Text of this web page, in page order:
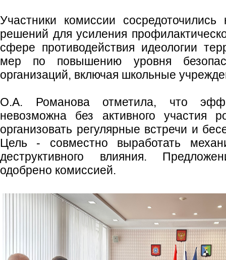
Участники комиссии
решений для усиления
сфере противодействия идеологии
мер по повышению уровня
организаций, включая школьные
О.А. Романова отметила, что
невозможна без активного участия
организовать регулярные встречи и
Цель - совместно выработать
деструктивного влияния.
одобрено комиссией.